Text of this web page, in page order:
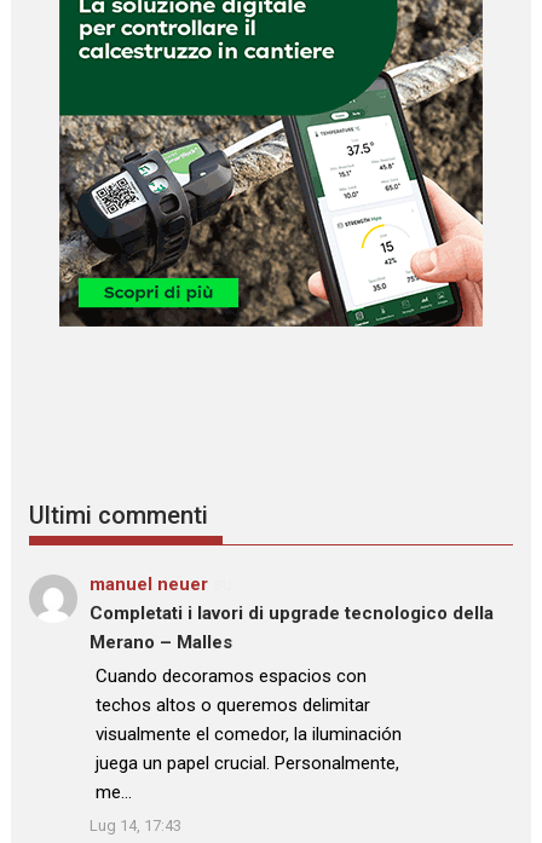
Ultimi commenti
manuel neuer
Completati i lavori di upgrade tecnologico della
Merano – Malles
: “
Cuando decoramos espacios con
techos altos o queremos delimitar
visualmente el comedor, la iluminación
juega un papel crucial. Personalmente,
me…
”
Lug 14, 17:43